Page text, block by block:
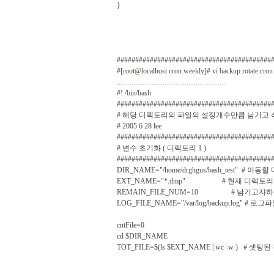
}
#[root@localhost cron.weekly]# vi backup.rotate.cron
............................................................
#! /bin/bash
# 해당 디렉토리의 파일의 설정개수만큼 남기고
# 2005 6 28 lee
# 변수 초기화 ( 디렉토리 1 )
DIR_NAME="/home/drghgus/bash_test" # 이동할
EXT_NAME="*.dmp" # 현재 디렉토리의
REMAIN_FILE_NUM=10 # 남기고자하
LOG_FILE_NAME="/var/log/backup.log" # 로그
cntFile=0
cd $DIR_NAME
TOT_FILE=$(ls $EXT_NAME | wc -w ) # 셋팅